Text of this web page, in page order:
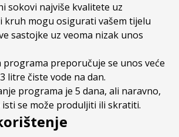
sokovi najviše kvalitete uz
kruh mogu osigurati vašem tijelu
sastojke uz veoma nizak unos
preporučuje se unos veće
litre čiste vode na dan.
programa je 5 dana, ali naravno,
se može produljiti ili skratiti.